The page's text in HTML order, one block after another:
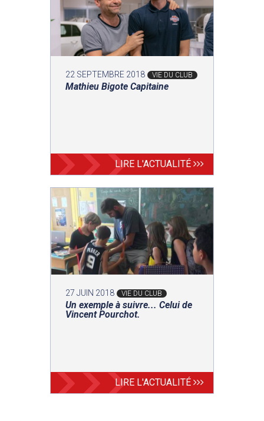
22 SEPTEMBRE 2018 VIE DU CLUB
Mathieu Bigote Capitaine
LIRE L'ACTUALITÉ
27 JUIN 2018 VIE DU CLUB
Un exemple à suivre... Celui de
Vincent Pourchot.
LIRE L'ACTUALITÉ